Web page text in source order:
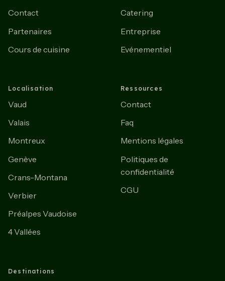
Contact
Partenaires
Cours de cuisine
Catering
Entreprise
Evénementiel
Localisation
Vaud
Valais
Montreux
Genève
Crans-Montana
Verbier
Préalpes Vaudoise
4 Vallées
Ressources
Contact
Faq
Mentions légales
Politiques de
confidentialité
CGU
Destinations